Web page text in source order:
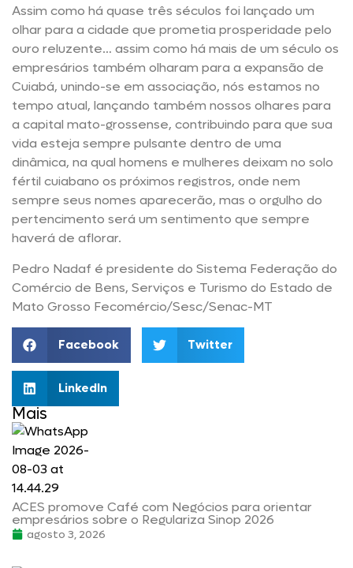
Assim como há quase três séculos foi lançado um
olhar para a cidade que prometia prosperidade pelo
ouro reluzente… assim como há mais de um século os
empresários também olharam para a expansão de
Cuiabá, unindo-se em associação, nós estamos no
tempo atual, lançando também nossos olhares para
a capital mato-grossense, contribuindo para que sua
vida esteja sempre pulsante dentro de uma
dinâmica, na qual homens e mulheres deixam no solo
fértil cuiabano os próximos registros, onde nem
sempre seus nomes aparecerão, mas o orgulho do
pertencimento será um sentimento que sempre
haverá de aflorar.
Pedro Nadaf é presidente do Sistema Federação do
Comércio de Bens, Serviços e Turismo do Estado de
Mato Grosso Fecomércio/Sesc/Senac-MT
Facebook Twitter
LinkedIn
Mais
ACES promove Café com Negócios para orientar
empresários sobre o Regulariza Sinop 2026
agosto 3, 2026